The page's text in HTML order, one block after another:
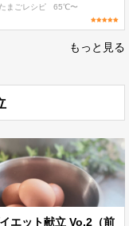
たまごレシピ 65℃〜
もっと見る
エット献立 Vo.2（前